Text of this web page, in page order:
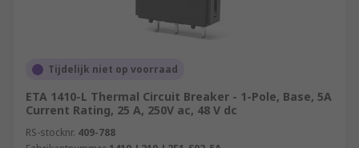
Tijdelijk niet op voorraad
ETA 1410-L Thermal Circuit Breaker - 1-Pole, Base, 5A
Current Rating, 25 A, 250V ac, 48 V dc
RS-stocknr. 409-788